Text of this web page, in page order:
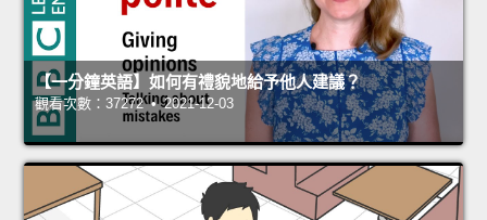
【一分鐘英語】如何有禮貌地給予他人建議？
觀看次數：37272 • 2021-12-03